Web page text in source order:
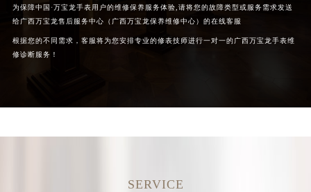
为保障中国·万宝龙手表用户的维修保养服务体验,请将您的故障类型或服务需求发送
给广西万宝龙售后服务中心（广西万宝龙保养维修中心）的在线客服
根据您的不同需求，客服将为您安排专业的修表技师进行一对一的广西万宝龙手表维
修诊断服务！
SERVICE